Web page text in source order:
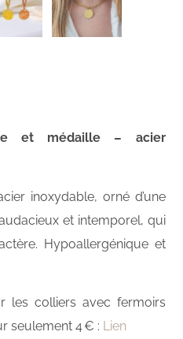
et médaille – acier
inoxydable, orné d’une
et intemporel, qui
Hypoallergénique et
les colliers avec fermoirs
seulement 4 € : Lien